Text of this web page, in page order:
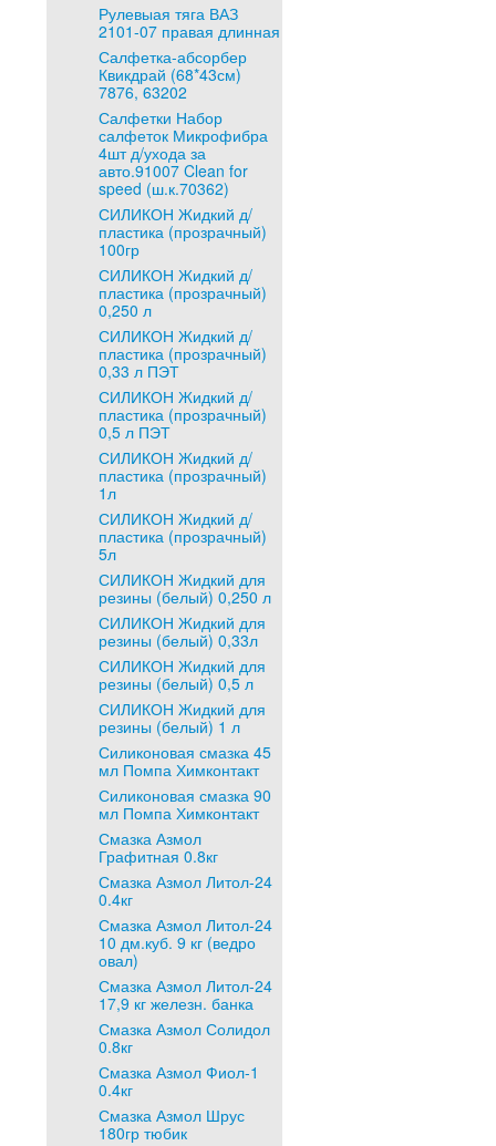
Рулевыая тяга ВАЗ
2101-07 правая длинная
Салфетка-абсорбер
Квикдрай (68*43см)
7876, 63202
Салфетки Набор
салфеток Микрофибра
4шт д/ухода за
авто.91007 Clean for
speed (ш.к.70362)
СИЛИКОН Жидкий д/
пластика (прозрачный)
100гр
СИЛИКОН Жидкий д/
пластика (прозрачный)
0,250 л
СИЛИКОН Жидкий д/
пластика (прозрачный)
0,33 л ПЭТ
СИЛИКОН Жидкий д/
пластика (прозрачный)
0,5 л ПЭТ
СИЛИКОН Жидкий д/
пластика (прозрачный)
1л
СИЛИКОН Жидкий д/
пластика (прозрачный)
5л
СИЛИКОН Жидкий для
резины (белый) 0,250 л
СИЛИКОН Жидкий для
резины (белый) 0,33л
СИЛИКОН Жидкий для
резины (белый) 0,5 л
СИЛИКОН Жидкий для
резины (белый) 1 л
Силиконовая смазка 45
мл Помпа Химконтакт
Силиконовая смазка 90
мл Помпа Химконтакт
Смазка Азмол
Графитная 0.8кг
Смазка Азмол Литол-24
0.4кг
Смазка Азмол Литол-24
10 дм.куб. 9 кг (ведро
овал)
Смазка Азмол Литол-24
17,9 кг железн. банка
Смазка Азмол Солидол
0.8кг
Смазка Азмол Фиол-1
0.4кг
Смазка Азмол Шрус
180гр тюбик